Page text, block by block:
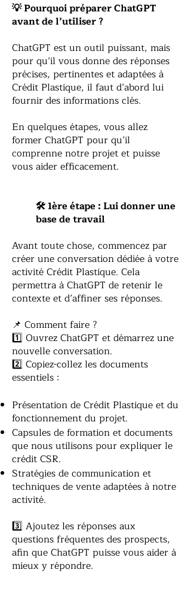
💡 Pourquoi préparer ChatGPT
avant de l’utiliser ?
ChatGPT est un outil puissant, mais
pour qu’il vous donne des réponses
précises, pertinentes et adaptées à
Crédit Plastique, il faut d’abord lui
fournir des informations clés.
En quelques étapes, vous allez
former ChatGPT pour qu’il
comprenne notre projet et puisse
vous aider efficacement.
🛠 1ère étape : Lui donner une
base de travail
Avant toute chose, commencez par
créer une conversation dédiée à votre
activité Crédit Plastique. Cela
permettra à ChatGPT de retenir le
contexte et d’affiner ses réponses.
📌 Comment faire ?
1️⃣ Ouvrez ChatGPT et démarrez une
nouvelle conversation.
2️⃣ Copiez-collez les documents
essentiels :
Présentation de Crédit Plastique et du
fonctionnement du projet.
Capsules de formation et documents
que nous utilisons pour expliquer le
crédit CSR.
Stratégies de communication et
techniques de vente adaptées à notre
activité.
3️⃣ Ajoutez les réponses aux
questions fréquentes des prospects,
afin que ChatGPT puisse vous aider à
mieux y répondre.